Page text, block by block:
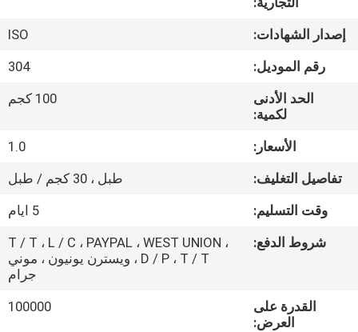
جولة
مراقبة
الجودة
اتصل
إصدار الشهادات:
ISO
رقم الموديل:
304
الحد الأدنى
لكمية:
100 كجم
الأسعار:
1.0
تفاصيل التغليف:
طبل ، 30 كجم / طبل
وقت التسليم:
5 ايام
شروط الدفع:
T / T ، L / C ، PAYPAL ، WEST UNION ،
D / P ، T / T ، ويسترن يونيون ، موني
جرام
القدرة على
العرض:
100000